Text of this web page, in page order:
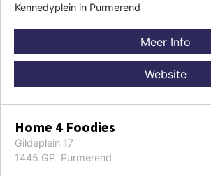
Kennedyplein in Purmerend
Meer Info
Website
Home 4 Foodies
Gildeplein 17
1445 GP Purmerend